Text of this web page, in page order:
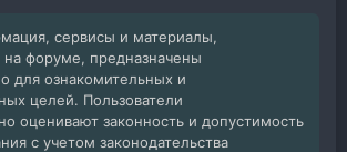
сервисы и материалы,
форуме, предназначены
для ознакомительных и
целей. Пользователи
оценивают законность и допустимость
с учетом законодательства